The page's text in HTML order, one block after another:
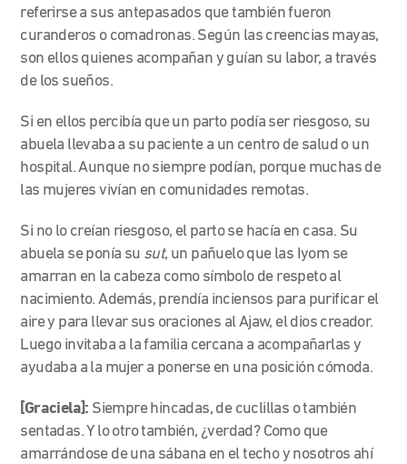
referirse a sus antepasados que también fueron
curanderos o comadronas. Según las creencias mayas,
son ellos quienes acompañan y guían su labor, a través
de los sueños.
Si en ellos percibía que un parto podía ser riesgoso, su
abuela llevaba a su paciente a un centro de salud o un
hospital. Aunque no siempre podían, porque muchas de
las mujeres vivían en comunidades remotas.
Si no lo creían riesgoso, el parto se hacía en casa. Su
abuela se ponía su sut, un pañuelo que las Iyom se
amarran en la cabeza como símbolo de respeto al
nacimiento. Además, prendía inciensos para purificar el
aire y para llevar sus oraciones al Ajaw, el dios creador.
Luego invitaba a la familia cercana a acompañarlas y
ayudaba a la mujer a ponerse en una posición cómoda.
[Graciela]: Siempre hincadas, de cuclillas o también
sentadas. Y lo otro también, ¿verdad? Como que
amarrándose de una sábana en el techo y nosotros ahí